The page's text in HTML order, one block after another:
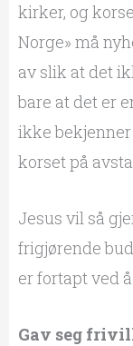
kirker, og
Norge» må
av slik at det
bare at det er
ikke
korset på
Jesus vil så
frigjørende
er fortapt ved
Gav seg